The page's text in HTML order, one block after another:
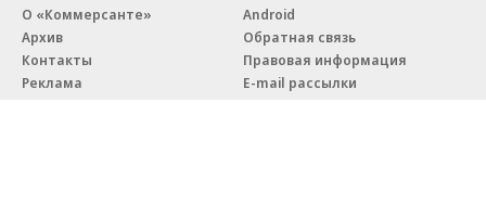
О «Коммерсанте»
Архив
Контакты
Реклама
Android
Обратная связь
Правовая информация
E-mail рассылки